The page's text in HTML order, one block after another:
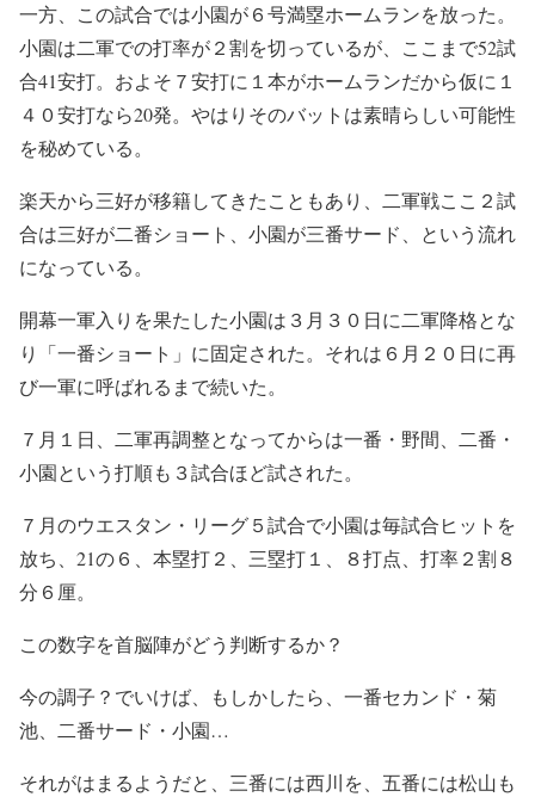
一方、この試合では小園が６号満塁ホームランを放った。
小園は二軍での打率が２割を切っているが、ここまで52試
合41安打。およそ７安打に１本がホームランだから仮に１
４０安打なら20発。やはりそのバットは素晴らしい可能性
を秘めている。
楽天から三好が移籍してきたこともあり、二軍戦ここ２試
合は三好が二番ショート、小園が三番サード、という流れ
になっている。
開幕一軍入りを果たした小園は３月３０日に二軍降格とな
り「一番ショート」に固定された。それは６月２０日に再
び一軍に呼ばれるまで続いた。
７月１日、二軍再調整となってからは一番・野間、二番・
小園という打順も３試合ほど試された。
７月のウエスタン・リーグ５試合で小園は毎試合ヒットを
放ち、21の６、本塁打２、三塁打１、８打点、打率２割８
分６厘。
この数字を首脳陣がどう判断するか？
今の調子？でいけば、もしかしたら、一番セカンド・菊
池、二番サード・小園…
それがはまるようだと、三番には西川を、五番には松山も